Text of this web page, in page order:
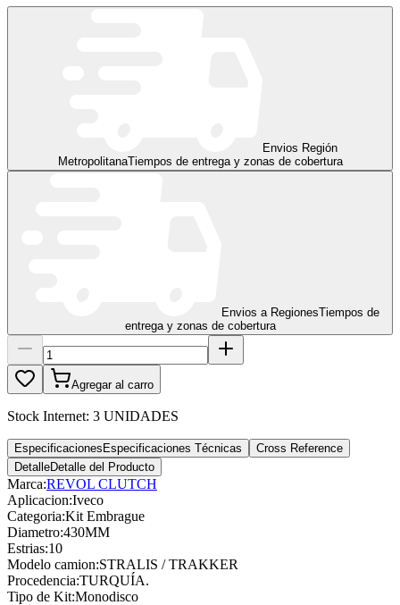
Envios Región
MetropolitanaTiempos de entrega y zonas de cobertura
Envios a RegionesTiempos de
entrega y zonas de cobertura
Agregar al carro
Stock Internet: 3 UNIDADES
Especificaciones Especificaciones Técnicas
Cross Reference
DetalleDetalle del Producto
Marca:REVOL CLUTCH
Aplicacion:Iveco
Categoria:Kit Embrague
Diametro:430MM
Estrias:10
Modelo camion:STRALIS / TRAKKER
Procedencia:TURQUÍA.
Tipo de Kit:Monodisco